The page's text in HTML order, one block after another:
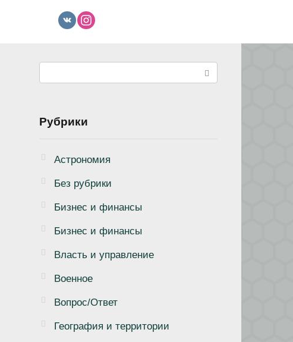
Рубрики
Астрономия
Без рубрики
Бизнеc и финансы
Бизнес и финансы
Власть и управление
Военное
Вопрос/Ответ
География и территории